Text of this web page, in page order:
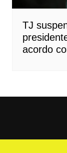
TJ
acordo